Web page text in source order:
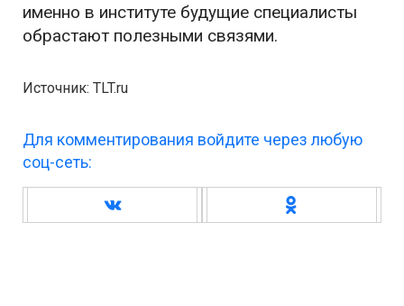
именно в институте будущие специалисты
обрастают полезными связями.
Источник: TLT.ru
Для комментирования войдите через любую
соц-сеть: